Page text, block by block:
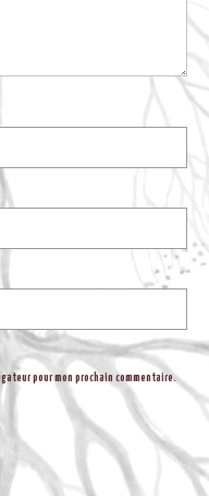
pour mon prochain commentaire.